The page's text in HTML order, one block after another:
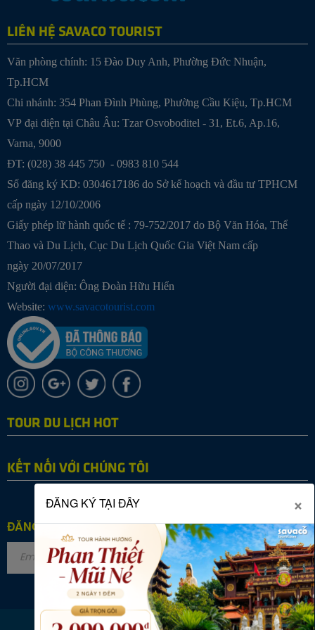
LIÊN HỆ SAVACO TOURIST
Văn phòng chính: 15 Đào Duy Anh, Phường Đức Nhuận,
Tp.HCM
Chi nhánh: 354 Phan Đình Phùng, Phường Cầu Kiệu, Tp.HCM
VP đại diện tại Châu Âu: Tzar Osvoboditel - 31, Et.6, Ap.16,
Varna, 9000
ĐT: (028) 38 445 750 - 0983 810 544
Số đăng ký KD: 0304617186 do Sở kế hoạch và đầu tư TPHCM
cấp ngày 12/10/2006
Giấy phép lữ hành quốc tế : 79-752/2017 do Bộ Văn Hóa, Thể
Thao và Du Lịch, Cục Du Lịch Quốc Gia Việt Nam cấp
ngày 20/07/2017
Người đại diện: Ông Đoàn Hữu Hiển
Website: www.savacotourist.com
TOUR DU LỊCH HOT
KẾT NỐI VỚI CHÚNG TÔI
ĐĂNG KÝ NHẬN TIN
ĐĂNG KÝ TẠI ĐÂY ×